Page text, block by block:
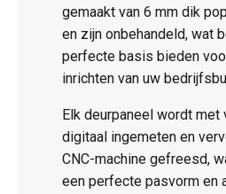
gemaakt van 6 mm dik
en zijn onbehandeld, wat
perfecte basis bieden
inrichten van uw
Elk deurpaneel wordt met
digitaal ingemeten en
CNC-machine gefreesd,
een perfecte pasvorm en